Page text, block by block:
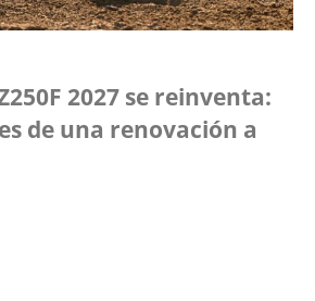
2027 se reinventa:
de una renovación a